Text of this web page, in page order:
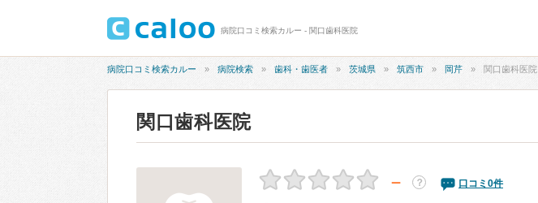
病院口コミ検索カルー - 関口歯科医院
病院口コミ検索カルー 病院検索 歯科・歯医者 茨城県 筑西市 岡芹 関口歯科医院
関口歯科医院
－ ？ 口コミ 0件